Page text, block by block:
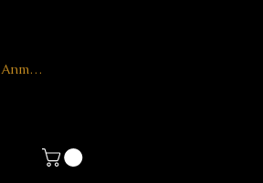
Anmelden